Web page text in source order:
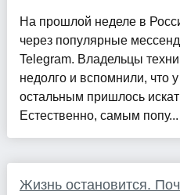
На прошлой неделе в
через популярные
Telegram. Владельцы
недолго и вспомнили, что
остальным пришлось
Естественно, самым попу...
Жизнь остановится.